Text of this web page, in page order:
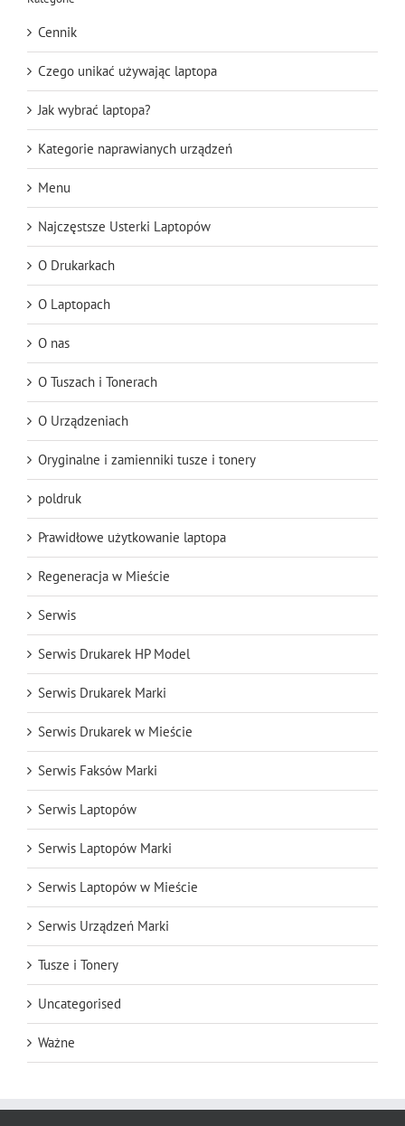
Cennik
Czego unikać używając laptopa
Jak wybrać laptopa?
Kategorie naprawianych urządzeń
Menu
Najczęstsze Usterki Laptopów
O Drukarkach
O Laptopach
O nas
O Tuszach i Tonerach
O Urządzeniach
Oryginalne i zamienniki tusze i tonery
poldruk
Prawidłowe użytkowanie laptopa
Regeneracja w Mieście
Serwis
Serwis Drukarek HP Model
Serwis Drukarek Marki
Serwis Drukarek w Mieście
Serwis Faksów Marki
Serwis Laptopów
Serwis Laptopów Marki
Serwis Laptopów w Mieście
Serwis Urządzeń Marki
Tusze i Tonery
Uncategorised
Ważne